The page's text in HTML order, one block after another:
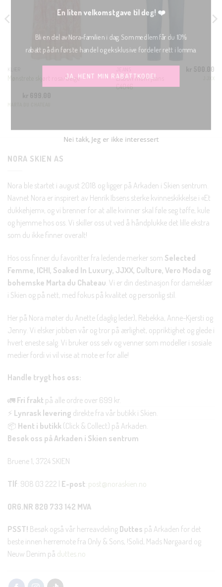
KLÆR
Mønstrete skjørt rosa/beige
Lisbon mom jeans
C4046
500.00
NORA SKIEN AS
Nora ble startet i august 2018 og ligger på Arkaden i Skien sentrum.
Navnet Nora er inspirert av Henrik Ibsens sterke kvinneskikkelse i «Et
dukkehjem», og vi brenner for at alle kvinner skal føle seg tøffe, kule
og hjemme hos oss. Vi skiller oss ut ved å håndplukke det lille ekstra
som du ikke finner overalt!
Hos oss finner du favoritter fra ledende merker som Selected
Femme, ICHI, Soaked In Luxury, JJXX, Culture, Vero Moda og
bohemske Marta du Chateau . Vi er din destinasjon for dameklær
i Skien og på nett, med fokus på kvalitet og personlig stil.
Her på Nora møter du Anette (daglig leder), Rebekka, Anne-Kjersti og
Jenny. Vi elsker jobben vår og tror på ærlighet, oppriktighet og glede i
hvert eneste salg. Vi bruker oss selv og venner som modeller i sosiale
medier fordi vi vil vise at mote er for alle!
Handle trygt hos oss:
🚛 Fri frakt på alle ordre over 699 kr.
⚡ Lynrask levering direkte fra vår butikk i Skien.
📦 Hent i butikk (Click & Collect) på Arkaden.
Besøk oss på Arkaden i Skien sentrum
Bruene 1, 3724 SKIEN
Tlf: 908 03 222 | E-post: post@noraskien.no
ORG.NR 820 733 142 MVA
PSST! Besøk også vår herreavdeling Duttes på Arkaden for det
beste innen herremote fra Only & Sons, !Solid, Mads Nørgaard og
Neuw Denim på duttes.no
En liten velkomstgave til deg! ❤️
Bli en del av Nora-familien i dag. Som medlem får du 10%
rabatt på din første handel og eksklusive fordeler rett i lomma.
JA, HENT MIN RABATTKODE!
Nei takk, Jeg er ikke interessert